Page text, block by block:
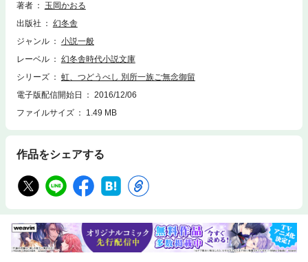
著者
玉岡かおる
出版社
幻冬舎
ジャンル
小説一般
レーベル
幻冬舎時代小説文庫
シリーズ
虹、つどうべし 別所一族ご無念御留
電子版配信開始日
2016/12/06
ファイルサイズ
1.49 MB
作品をシェアする